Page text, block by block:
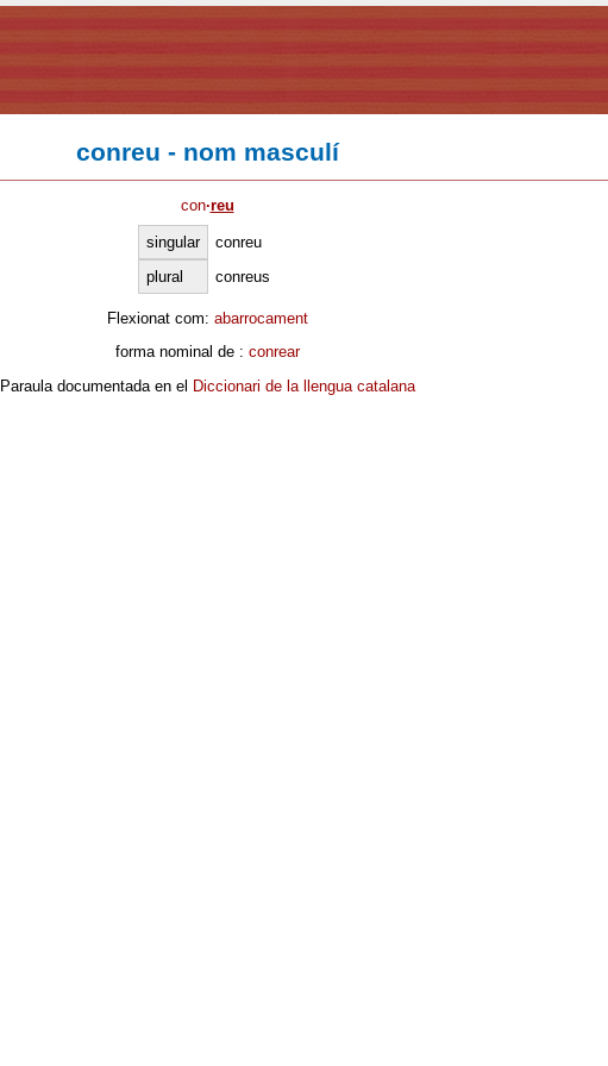
conreu - nom masculí
con·reu
singular
conreu
plural
conreus
Flexionat com: abarrocament
forma nominal de : conrear
Paraula documentada en el Diccionari de la llengua catalana